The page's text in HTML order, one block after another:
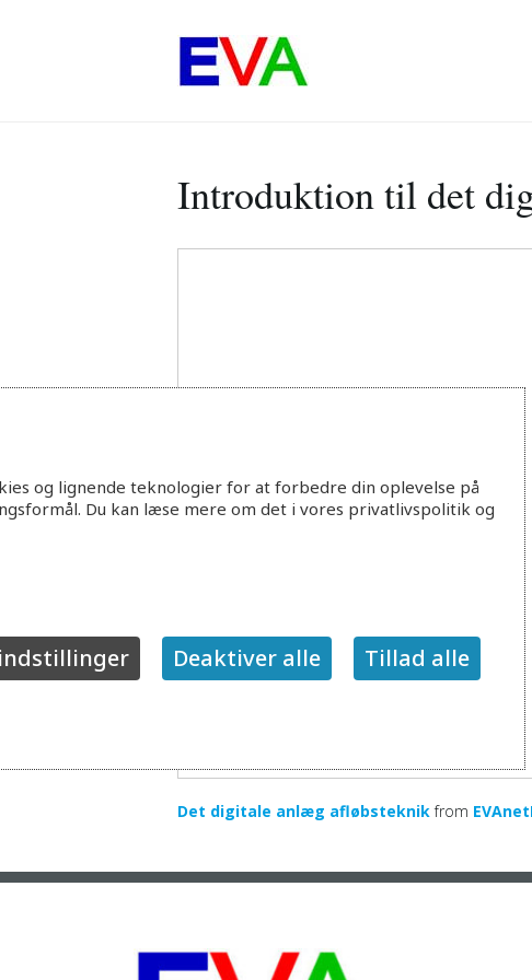
Introduktion til det
Det digitale anlæg afløbsteknik from
og lignende teknologier for at forbedre din oplevelse på
Du kan læse mere om det i vores privatlivspolitik og
Deaktiver alle Tillad alle